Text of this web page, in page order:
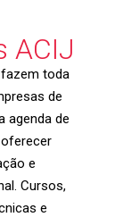
ACIJ
toda
de
agenda de
e
Cursos,
e